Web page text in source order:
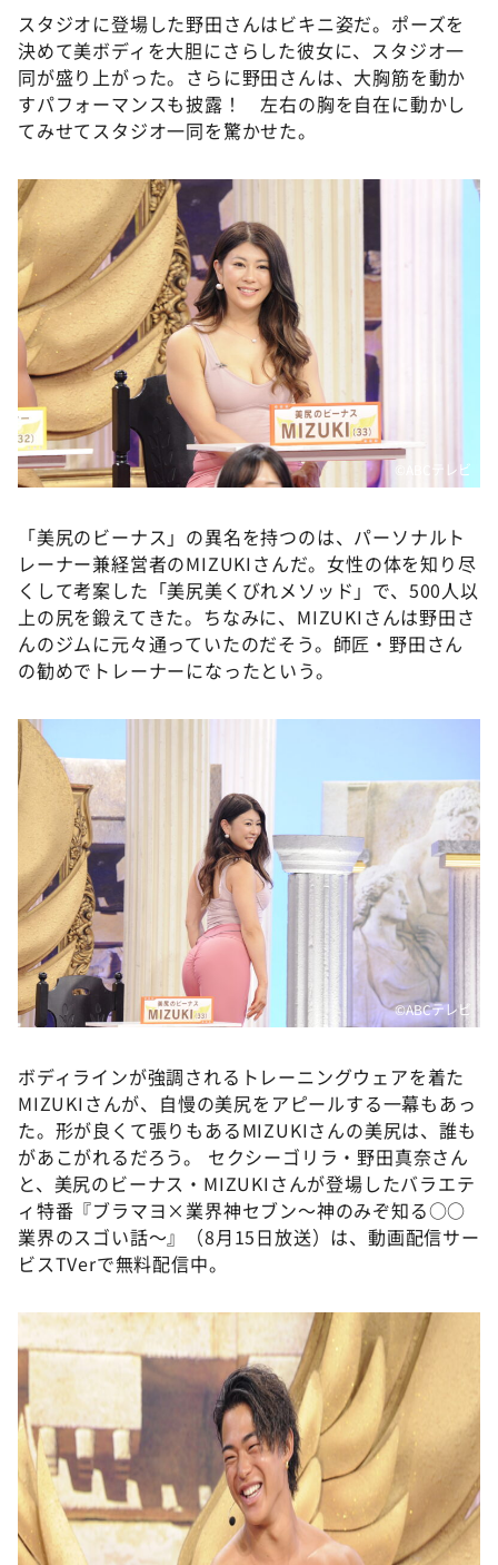
スタジオに登場した野田さんはビキニ姿だ。ポーズを
決めて美ボディを大胆にさらした彼女に、スタジオ一
同が盛り上がった。さらに野田さんは、大胸筋を動か
すパフォーマンスも披露！ 左右の胸を自在に動かし
てみせてスタジオ一同を驚かせた。
©ABCテレビ
「美尻のビーナス」の異名を持つのは、パーソナルト
レーナー兼経営者のMIZUKIさんだ。女性の体を知り尽
くして考案した「美尻美くびれメソッド」で、500人以
上の尻を鍛えてきた。ちなみに、MIZUKIさんは野田さ
んのジムに元々通っていたのだそう。師匠・野田さん
の勧めでトレーナーになったという。
©ABCテレビ
ボディラインが強調されるトレーニングウェアを着た
MIZUKIさんが、自慢の美尻をアピールする一幕もあっ
た。形が良くて張りもあるMIZUKIさんの美尻は、誰も
があこがれるだろう。 セクシーゴリラ・野田真奈さん
と、美尻のビーナス・MIZUKIさんが登場したバラエテ
ィ特番『ブラマヨ×業界神セブン～神のみぞ知る○○
業界のスゴい話～』（8月15日放送）は、動画配信サー
ビスTVerで無料配信中。